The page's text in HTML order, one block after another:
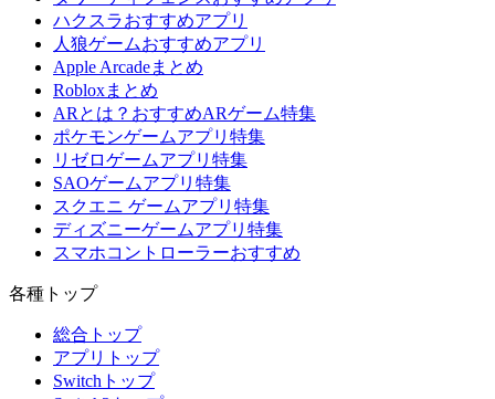
ハクスラおすすめアプリ
人狼ゲームおすすめアプリ
Apple Arcadeまとめ
Robloxまとめ
ARとは？おすすめARゲーム特集
ポケモンゲームアプリ特集
リゼロゲームアプリ特集
SAOゲームアプリ特集
スクエニ ゲームアプリ特集
ディズニーゲームアプリ特集
スマホコントローラーおすすめ
各種トップ
総合トップ
アプリトップ
Switchトップ